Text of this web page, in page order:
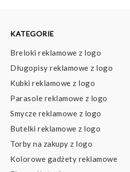
KATEGORIE
Breloki reklamowe z logo
Długopisy reklamowe z logo
Kubki reklamowe z logo
Parasole reklamowe z logo
Smycze reklamowe z logo
Butelki reklamowe z logo
Torby na zakupy z logo
Kolorowe gadżety reklamowe